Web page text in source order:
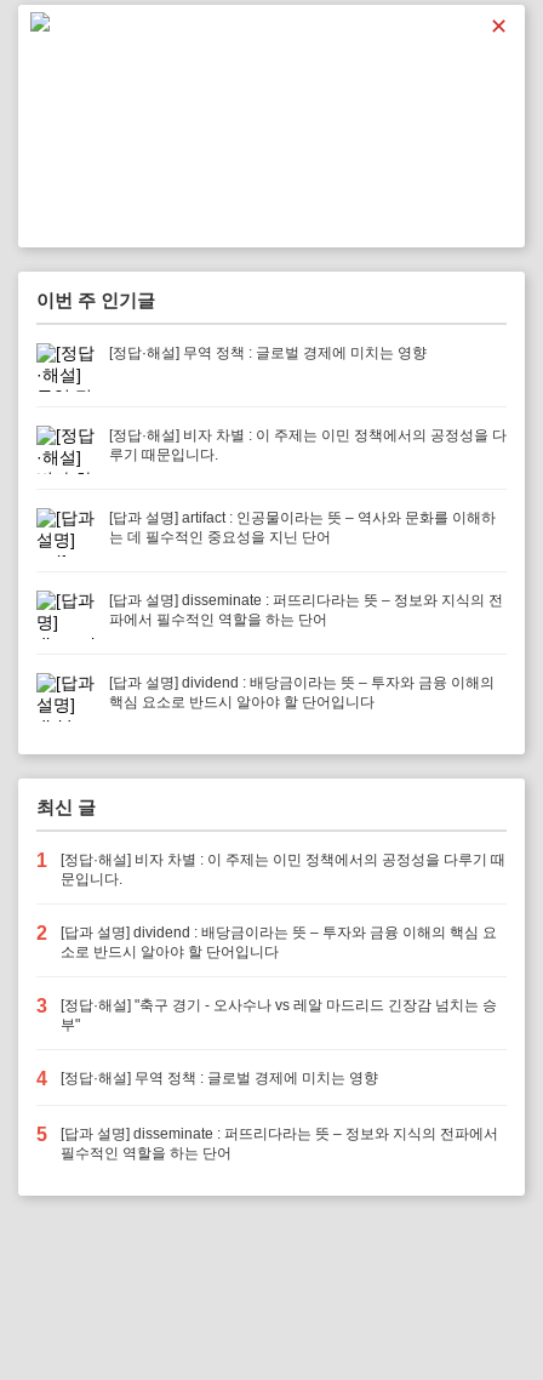
✕
이번 주 인기글
[정답·해설] 무역 정책 : 글로벌 경제에 미치는 영향
[정답·해설] 비자 차별 : 이 주제는 이민 정책에서의 공정성을 다
루기 때문입니다.
[답과 설명] artifact : 인공물이라는 뜻 – 역사와 문화를 이해하
는 데 필수적인 중요성을 지닌 단어
[답과 설명] disseminate : 퍼뜨리다라는 뜻 – 정보와 지식의 전
파에서 필수적인 역할을 하는 단어
[답과 설명] dividend : 배당금이라는 뜻 – 투자와 금융 이해의
핵심 요소로 반드시 알아야 할 단어입니다
최신 글
1
[정답·해설] 비자 차별 : 이 주제는 이민 정책에서의 공정성을 다루기 때
문입니다.
2
[답과 설명] dividend : 배당금이라는 뜻 – 투자와 금융 이해의 핵심 요
소로 반드시 알아야 할 단어입니다
3
[정답·해설] "축구 경기 - 오사수나 vs 레알 마드리드 긴장감 넘치는 승
부"
4 [정답·해설] 무역 정책 : 글로벌 경제에 미치는 영향
5
[답과 설명] disseminate : 퍼뜨리다라는 뜻 – 정보와 지식의 전파에서
필수적인 역할을 하는 단어